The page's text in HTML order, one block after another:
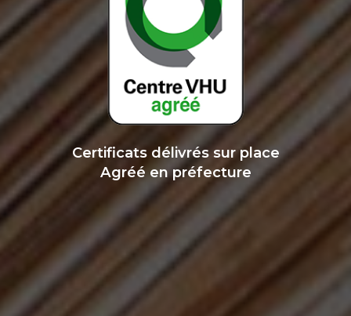
Certificats délivrés sur place
Agréé en préfecture